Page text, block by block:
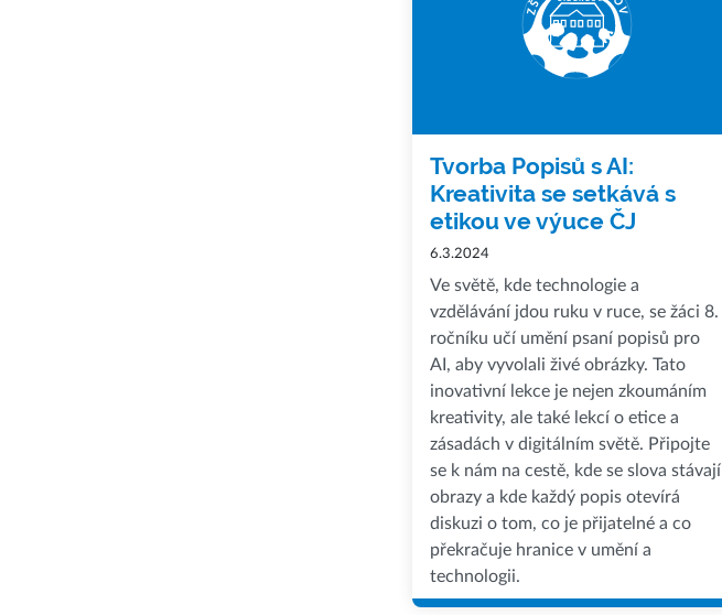
Tvorba Popisů s AI:
Kreativita se setkává s
etikou ve výuce ČJ
6.3.2024
Ve světě, kde technologie a
vzdělávání jdou ruku v ruce, se žáci 8.
ročníku učí umění psaní popisů pro
AI, aby vyvolali živé obrázky. Tato
inovativní lekce je nejen zkoumáním
kreativity, ale také lekcí o etice a
zásadách v digitálním světě. Připojte
se k nám na cestě, kde se slova stávají
obrazy a kde každý popis otevírá
diskuzi o tom, co je přijatelné a co
překračuje hranice v umění a
technologii.